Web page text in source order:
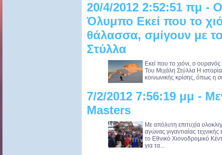
20/4/2012 2:52:51 πμ -
Όλυμπο Εκεί που το
θάλασσα, σμίγουν με
Στύλλα
Εκεί που το χιόνι, ο
Του Μιχάλη Στύλλα Η ιστορία
κοινωνικής κρίσης, όπως η
7/2/2012 7:56:19 μμ -
Masters
Με απόλυτη επιτυχία
αγώνας γιγαντιαίας
το Εθνικό Χιονοδρομικό
για τα...